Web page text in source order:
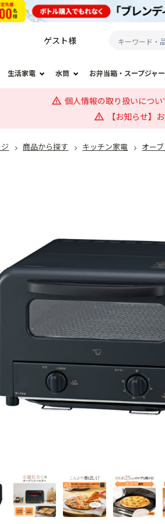
ゲスト様
生活家電 水筒 お弁当箱・スープジャー
個人情報の取り扱いにつ
【お知らせ】
商品から探す キッチン家電 オー